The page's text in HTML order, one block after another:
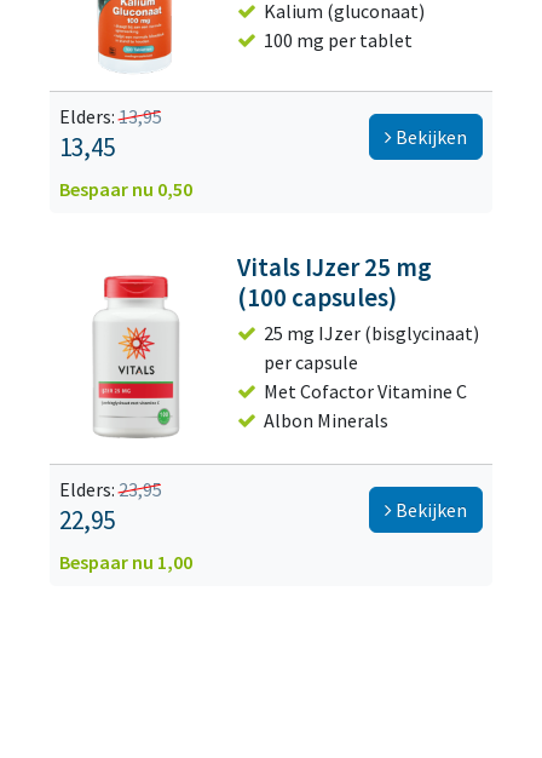
Kalium (gluconaat)
100 mg per tablet
Elders:13,95
13,45
Bespaar nu 0,50
Bekijken
Vitals IJzer 25 mg
(100 capsules)
25 mg IJzer (bisglycinaat)
per capsule
Met Cofactor Vitamine C
Albon Minerals
Elders:23,95
22,95
Bespaar nu 1,00
Bekijken